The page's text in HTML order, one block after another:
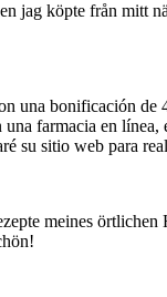
köpte från mitt
una bonificación
farmacia en línea,
su sitio web para
meines